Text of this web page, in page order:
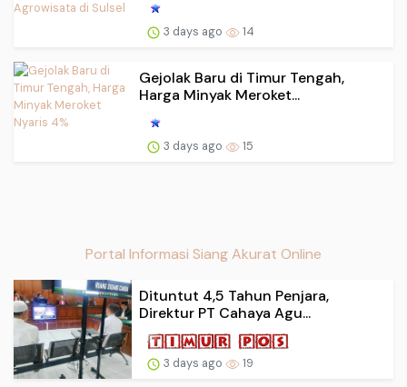
3 days ago 14
Gejolak Baru di Timur Tengah,
Harga Minyak Meroket...
3 days ago 15
Portal Informasi Siang Akurat Online
Dituntut 4,5 Tahun Penjara,
Direktur PT Cahaya Agu...
3 days ago 19